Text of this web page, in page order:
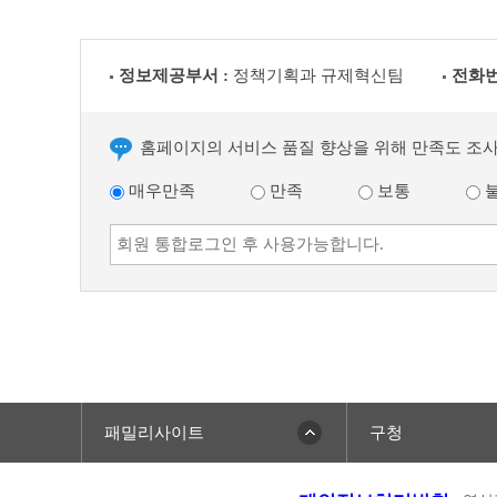
정보제공부서 : 정책기획과 규제혁신팀 전화
홈페이지의 서비스 품질 향상을 위해 만족도 조
매우만족 만족 보통
패밀리사이트 구청